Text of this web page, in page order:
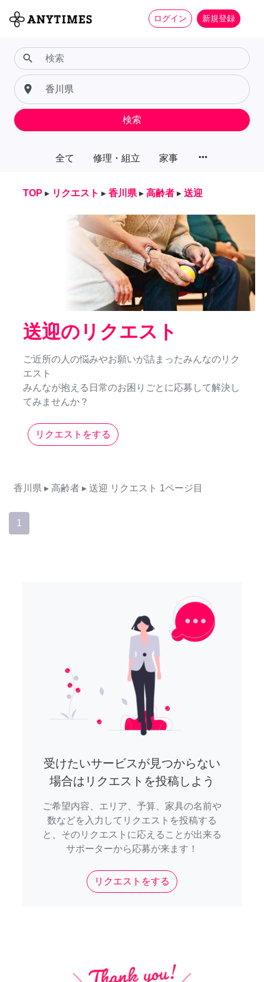
ログイン 新規登録
全て 修理・組立 家事 more_horiz
search
place
検索
TOP ▸ リクエスト ▸ 香川県 ▸ 高齢者 ▸ 送迎
送迎のリクエスト
ご近所の人の悩みやお願いが詰まったみんなのリク
エスト
みんなが抱える日常のお困りごとに応募して解決し
てみませんか？
リクエストをする
香川県 ▸ 高齢者 ▸ 送迎 リクエスト 1ページ目
1
受けたいサービスが見つからない
場合はリクエストを投稿しよう
ご希望内容、エリア、予算、家具の名前や
数などを入力してリクエストを投稿する
と、そのリクエストに応えることが出来る
サポーターから応募が来ます！
リクエストをする